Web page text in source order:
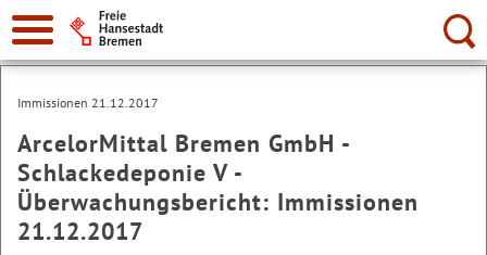
Suche:
Immissionen 21.12.2017
ArcelorMittal Bremen GmbH -
Schlackedeponie V -
Überwachungsbericht: Immissionen
21.12.2017